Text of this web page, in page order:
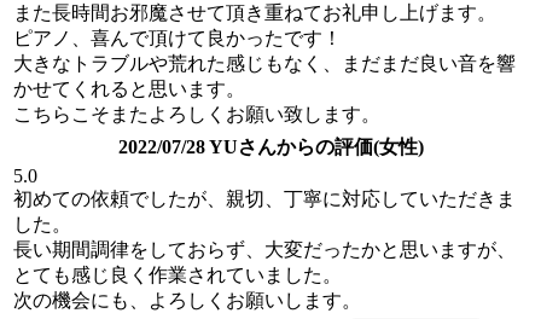
また長時間お邪魔させて頂き重ねてお礼申し上げます。
ピアノ、喜んで頂けて良かったです！
大きなトラブルや荒れた感じもなく、まだまだ良い音を響
かせてくれると思います。
こちらこそまたよろしくお願い致します。
2022/07/28 YUさんからの評価(女性)
5.0
初めての依頼でしたが、親切、丁寧に対応していただきま
した。
長い期間調律をしておらず、大変だったかと思いますが、
とても感じ良く作業されていました。
次の機会にも、よろしくお願いします。